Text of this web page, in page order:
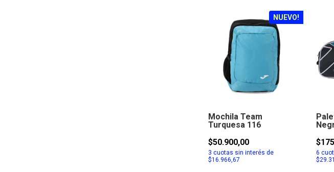
NUEVO!
Mochila Team
Turquesa 116
$50.900,00
3 cuotas sin interés de
$16.966,67
6